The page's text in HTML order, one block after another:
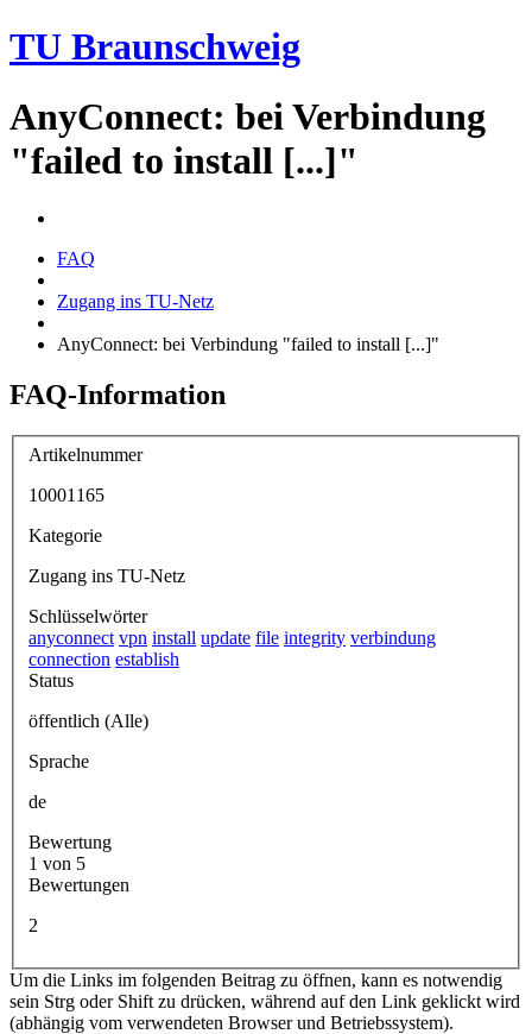
TU Braunschweig
AnyConnect: bei Verbindung
"failed to install [...]"
FAQ
Zugang ins TU-Netz
AnyConnect: bei Verbindung "failed to install [...]"
FAQ-Information
Artikelnummer
10001165
Kategorie
Zugang ins TU-Netz
Schlüsselwörter
anyconnect vpn install update file integrity verbindung
connection establish
Status
öffentlich (Alle)
Sprache
de
Bewertung
1 von 5
Bewertungen
2
Um die Links im folgenden Beitrag zu öffnen, kann es notwendig
sein Strg oder Shift zu drücken, während auf den Link geklickt wird
(abhängig vom verwendeten Browser und Betriebssystem).